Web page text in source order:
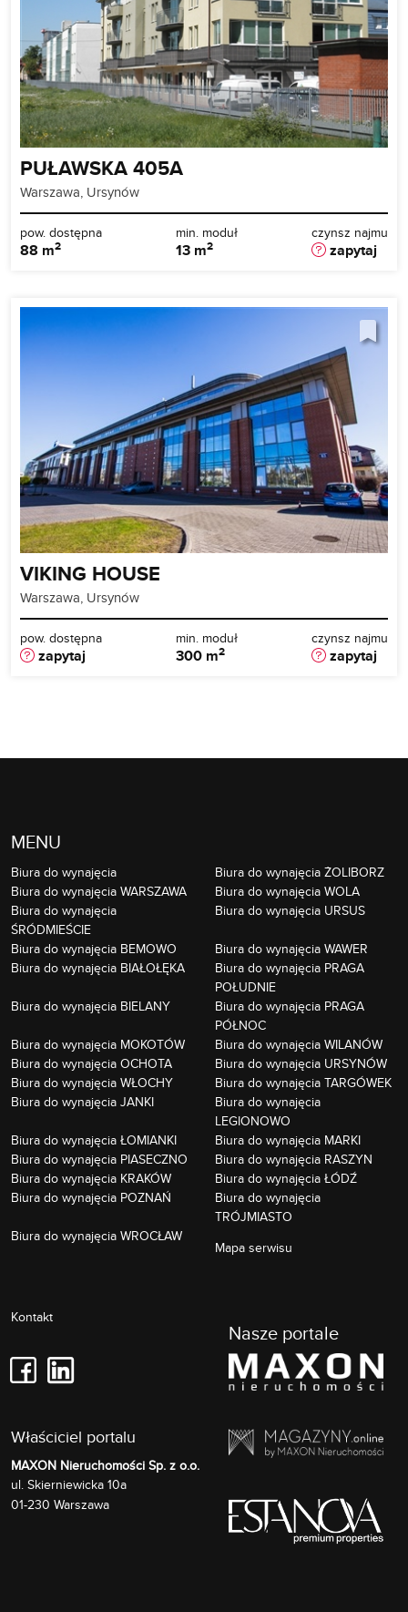
PUŁAWSKA 405A
Warszawa, Ursynów
pow. dostępna
88 m2
min. moduł
13 m2
czynsz najmu
zapytaj
VIKING HOUSE
Warszawa, Ursynów
pow. dostępna
zapytaj
min. moduł
300 m2
czynsz najmu
zapytaj
MENU
Biura do wynajęcia
Biura do wynajęcia ŻOLIBORZ
Biura do wynajęcia WARSZAWA
Biura do wynajęcia WOLA
Biura do wynajęcia
ŚRÓDMIEŚCIE
Biura do wynajęcia URSUS
Biura do wynajęcia BEMOWO
Biura do wynajęcia WAWER
Biura do wynajęcia BIAŁOŁĘKA
Biura do wynajęcia PRAGA
POŁUDNIE
Biura do wynajęcia BIELANY
Biura do wynajęcia PRAGA
PÓŁNOC
Biura do wynajęcia MOKOTÓW
Biura do wynajęcia WILANÓW
Biura do wynajęcia OCHOTA
Biura do wynajęcia URSYNÓW
Biura do wynajęcia WŁOCHY
Biura do wynajęcia TARGÓWEK
Biura do wynajęcia JANKI
Biura do wynajęcia
LEGIONOWO
Biura do wynajęcia ŁOMIANKI
Biura do wynajęcia MARKI
Biura do wynajęcia PIASECZNO
Biura do wynajęcia RASZYN
Biura do wynajęcia KRAKÓW
Biura do wynajęcia ŁÓDŹ
Biura do wynajęcia POZNAŃ
Biura do wynajęcia
TRÓJMIASTO
Biura do wynajęcia WROCŁAW
Mapa serwisu
Kontakt
Właściciel portalu
MAXON Nieruchomości Sp. z o.o.
ul. Skierniewicka 10a
01-230 Warszawa
Nasze portale